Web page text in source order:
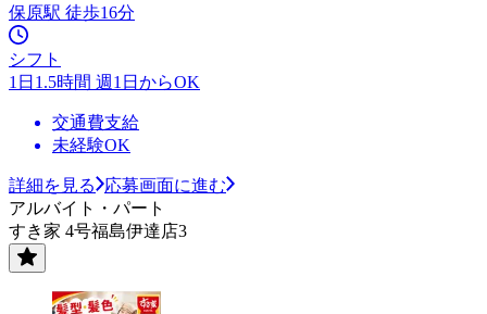
保原駅 徒歩16分
シフト
1日1.5時間 週1日からOK
交通費支給
未経験OK
詳細を見る
応募画面に進む
アルバイト・パート
すき家 4号福島伊達店3